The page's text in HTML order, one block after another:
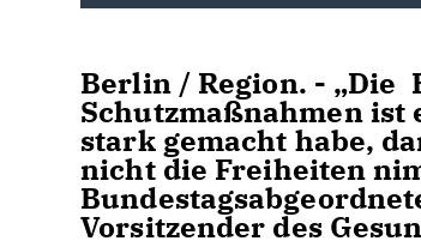
Berlin / Region. -
Schutzmaßnahmen
stark gemacht habe,
nicht die Freiheiten
Vorsitzender des